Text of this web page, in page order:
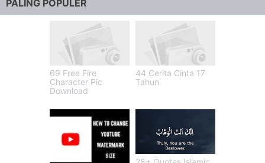
PALING POPULER
69 Free Fire
Character Pic
Download
44 Cerita Cinta 17
Tahun